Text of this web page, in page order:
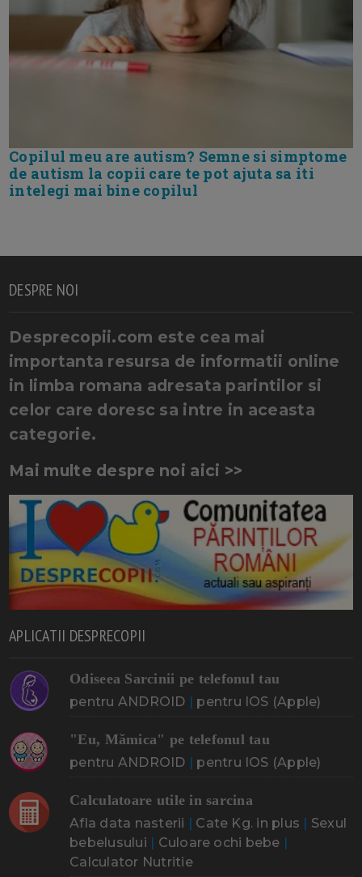
Copilul meu are autism? Semne si simptome
de autism la copii care te pot ajuta sa iti
intelegi mai bine copilul
DESPRE NOI
Desprecopii.com este cea mai
importanta resursa de informatii online
in limba romana adresata parintilor si
celor care doresc sa intre in aceasta
categorie.
Mai multe despre noi aici >>
APLICATII DESPRECOPII
Odiseea Sarcinii pe telefonul tau
pentru ANDROID | pentru IOS (Apple)
"Eu, Mămica" pe telefonul tau
pentru ANDROID | pentru IOS (Apple)
Calculatoare utile in sarcina
Afla data nasterii | Cate Kg. in plus | Sexul
bebelusului | Culoare ochi bebe |
Calculator Nutritie